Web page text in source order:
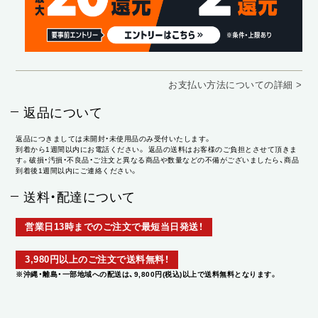
お支払い方法についての詳細 >
返品について
返品につきましては未開封・未使用品のみ受付いたします。
到着から1週間以内にお電話ください。 返品の送料はお客様のご負担とさせて頂きま
す。破損・汚損・不良品・ご注文と異なる商品や数量などの不備がございましたら、商品
到着後1週間以内にご連絡ください。
送料・配達について
営業日13時までのご注文で最短当日発送！
3,980円以上のご注文で送料無料！
※沖縄・離島・一部地域への配送は、9,800円(税込)以上で送料無料となります。